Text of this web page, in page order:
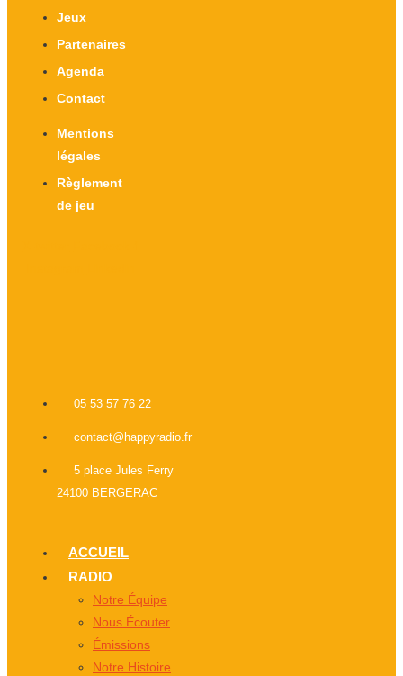
Jeux
Partenaires
Agenda
Contact
Mentions
légales
Règlement
de jeu
05 53 57 76 22
contact@happyradio.fr
5 place Jules Ferry
24100 BERGERAC
ACCUEIL
RADIO
Notre Équipe
Nous Écouter
Émissions
Notre Histoire